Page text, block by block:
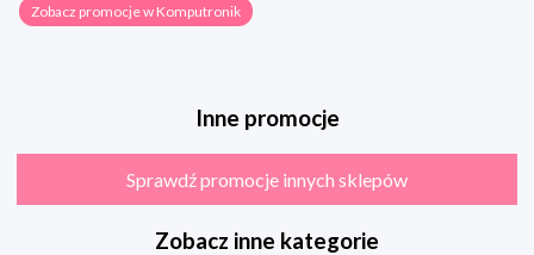
Zobacz promocje w Komputronik
Inne promocje
Sprawdź promocje innych sklepów
Zobacz inne kategorie